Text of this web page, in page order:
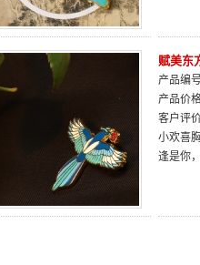
赋美东
产品编
产品价
客户评
小欢喜
逢是你